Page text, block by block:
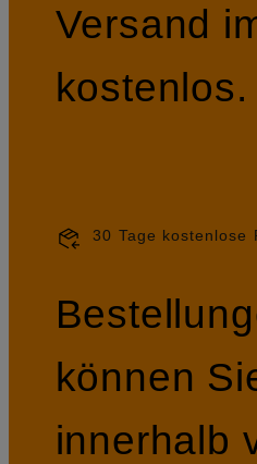
Versand
kostenlos.
30 Tage kostenlose
können
innerhalb